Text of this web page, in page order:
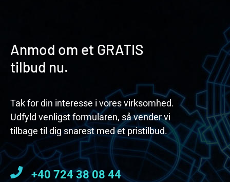
Anmod om et GRATIS
tilbud nu.
Tak for din interesse i vores virksomhed.
Udfyld venligst formularen, så vender vi
tilbage til dig snarest med et pristilbud.
+40 724 38 08 44